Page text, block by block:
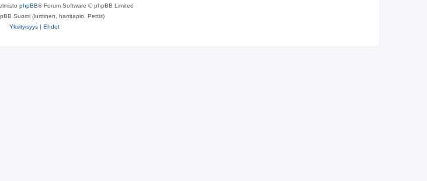
phpBB® Forum Software © phpBB Limited
Suomi (lurttinen, harritapio, Pettis)
Yksityisyys | Ehdot